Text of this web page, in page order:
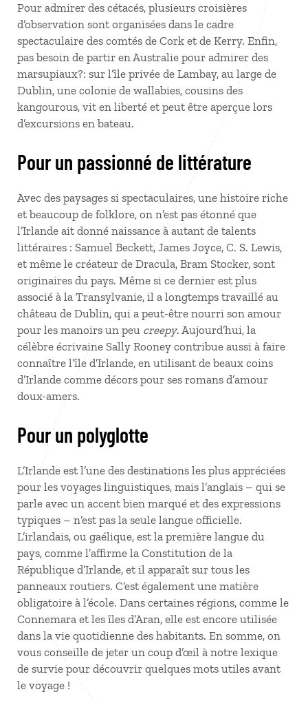
Pour admirer des cétacés, plusieurs croisières
d’observation sont organisées dans le cadre
spectaculaire des comtés de Cork et de Kerry. Enfin,
pas besoin de partir en Australie pour admirer des
marsupiaux?: sur l’île privée de Lambay, au large de
Dublin, une colonie de wallabies, cousins des
kangourous, vit en liberté et peut être aperçue lors
d’excursions en bateau.
Pour un passionné de littérature
Avec des paysages si spectaculaires, une histoire riche
et beaucoup de folklore, on n’est pas étonné que
l’Irlande ait donné naissance à autant de talents
littéraires : Samuel Beckett, James Joyce, C. S. Lewis,
et même le créateur de Dracula, Bram Stocker, sont
originaires du pays. Même si ce dernier est plus
associé à la Transylvanie, il a longtemps travaillé au
château de Dublin, qui a peut-être nourri son amour
pour les manoirs un peu creepy. Aujourd’hui, la
célèbre écrivaine Sally Rooney contribue aussi à faire
connaître l’île d’Irlande, en utilisant de beaux coins
d’Irlande comme décors pour ses romans d’amour
doux-amers.
Pour un polyglotte
L’Irlande est l’une des destinations les plus appréciées
pour les voyages linguistiques, mais l’anglais – qui se
parle avec un accent bien marqué et des expressions
typiques – n’est pas la seule langue officielle.
L’irlandais, ou gaélique, est la première langue du
pays, comme l’affirme la Constitution de la
République d’Irlande, et il apparaît sur tous les
panneaux routiers. C’est également une matière
obligatoire à l’école. Dans certaines régions, comme le
Connemara et les îles d’Aran, elle est encore utilisée
dans la vie quotidienne des habitants. En somme, on
vous conseille de jeter un coup d’œil à notre lexique
de survie pour découvrir quelques mots utiles avant
le voyage !